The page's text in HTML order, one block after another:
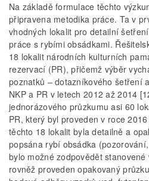
Na základě formulace těchto
připravena metodika práce. Ta v
vhodných lokalit pro detailní
práce s rybími obsádkami.
18 lokalit národních kulturních
rezervací (PR), přičemž výběr
poznatků – dotazníkového šetření
NKP a PR v letech 2012 až 2014
jednorázového průzkumu asi 60
PR, který byl proveden v roce
těchto 18 lokalit byla detailně a
popsána rybí obsádka
bylo možné zodpovědět stanovené
rovněž proveden opakovaný